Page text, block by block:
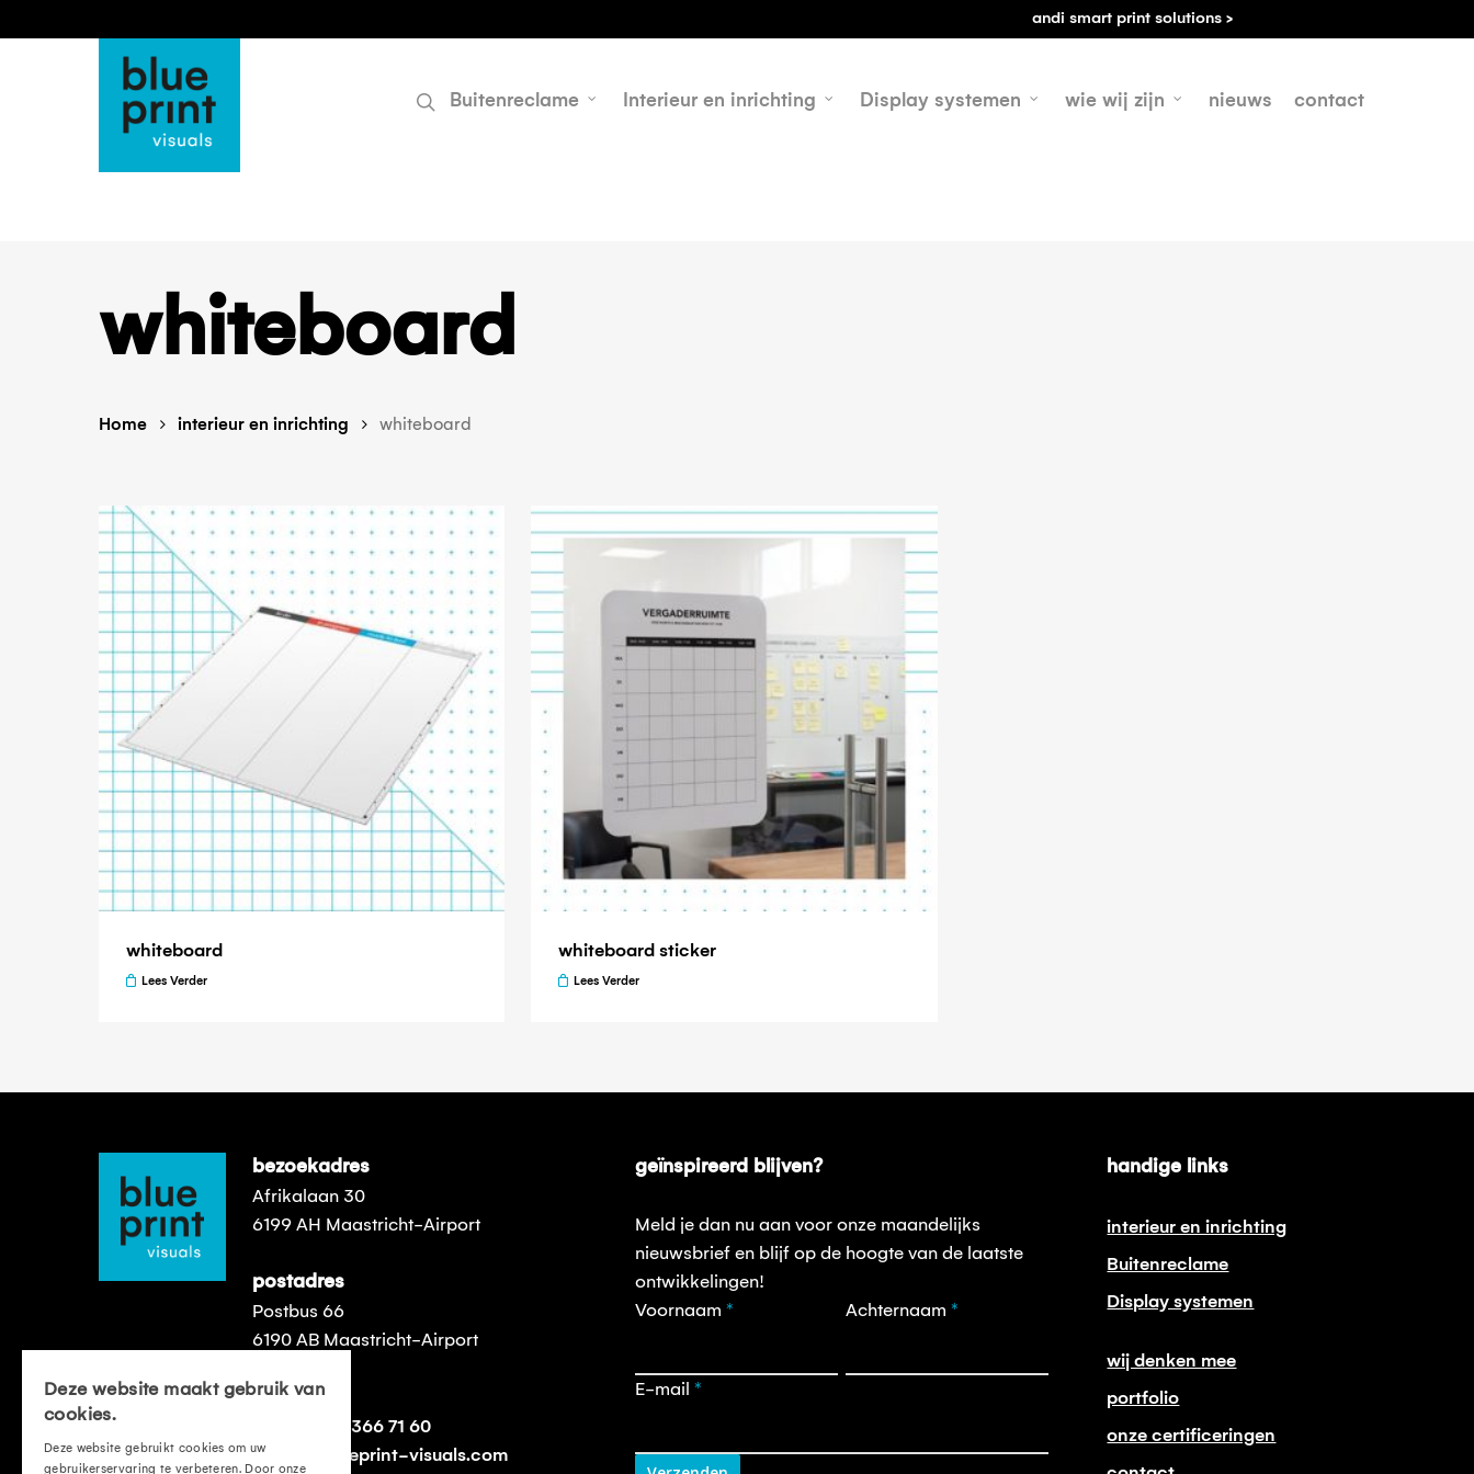
to
andi smart print solutions >
Buitenreclame Interieur en inrichting Display systemen wie wij zijn nieuws contact
whiteboard
Home interieur en inrichting whiteboard
whiteboard
Lees Verder
whiteboard sticker
Lees Verder
bezoekadres
Afrikalaan 30
6199 AH Maastricht-Airport
postadres
Postbus 66
6190 AB Maastricht-Airport
contact
+31 (0)43 366 71 60
e:
info@blueprint-visuals.com
geïnspireerd blijven?
Meld je dan nu aan voor onze maandelijks
nieuwsbrief en blijf op de hoogte van de laatste
ontwikkelingen!
Opt-
Voornaam * Achternaam*
E-mail *
handige links
interieur en inrichting
Buitenreclame
Display systemen
wij denken mee
portfolio
onze certificeringen
Deze website maakt gebruik van
cookies.
Deze website gebruikt cookies om uw
gebruikerservaring te verbeteren. Door onze